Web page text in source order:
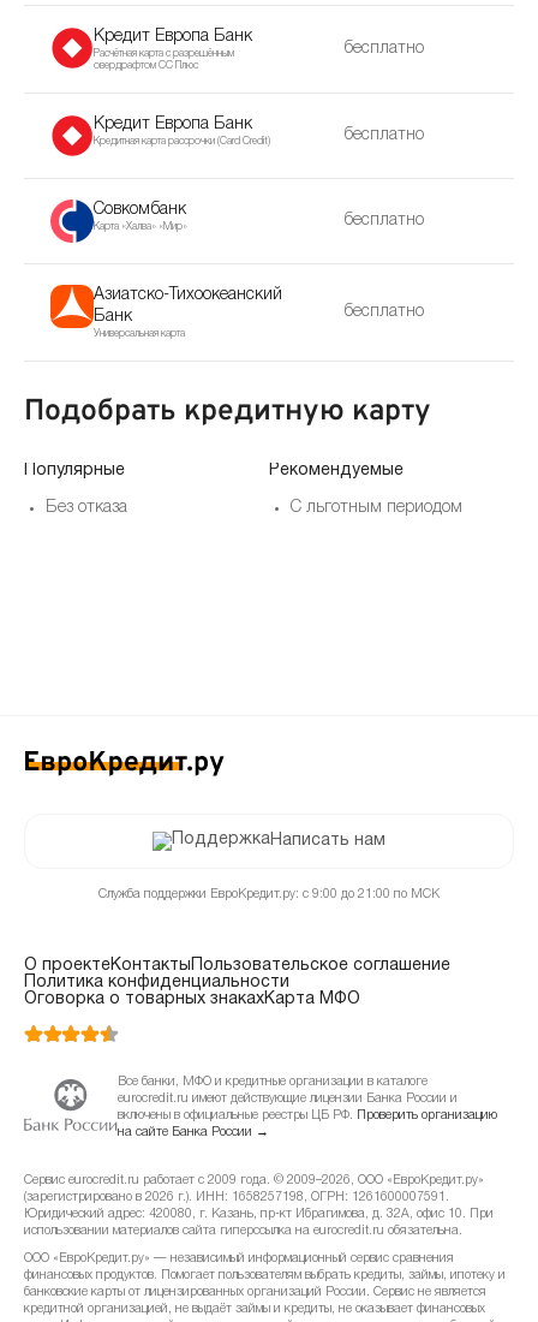
Кредит Европа Банк
Расчётная карта с разрешённым
овердрафтом CC Плюс
бесплатно
Кредит Европа Банк
Кредитная карта рассрочки (Сard Сredit) бесплатно
Совкомбанк
Карта «Халва» «Мир» бесплатно
Азиатско-Тихоокеанский
Банк
Универсальная карта
бесплатно
Подобрать кредитную карту
Популярные
Без отказа
Рекомендуемые
С льготным периодом
Написать нам
Служба поддержки ЕвроКредит.ру: с 9:00 до 21:00 по МСК
О проектеКонтакты Пользовательское соглашение
Политика конфиденциальности
Оговорка о товарных знакахКарта МФО
Все банки, МФО и кредитные организации в каталоге
eurocredit.ru имеют действующие лицензии Банка России и
включены в официальные реестры ЦБ РФ.
Проверить организацию
на сайте Банка России →
Сервис eurocredit.ru работает с 2009 года. © 2009–2026, ООО «ЕвроКредит.ру»
(зарегистрировано в 2026 г.). ИНН: 1658257198, ОГРН: 1261600007591.
Юридический адрес: 420080, г. Казань, пр-кт Ибрагимова, д. 32А, офис 10. При
использовании материалов сайта гиперссылка на eurocredit.ru обязательна.
ООО «ЕвроКредит.ру» — независимый информационный сервис сравнения
финансовых продуктов. Помогает пользователям выбрать кредиты, займы, ипотеку и
банковские карты от лицензированных организаций России. Сервис не является
кредитной организацией, не выдаёт займы и кредиты, не оказывает финансовых